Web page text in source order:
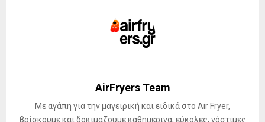
AirFryers Team
Με αγάπη για την μαγειρική και ειδικά στο Air Fryer,
βρίσκουμε και δοκιμάζουμε καθημερινά, εύκολες, νόστιμες